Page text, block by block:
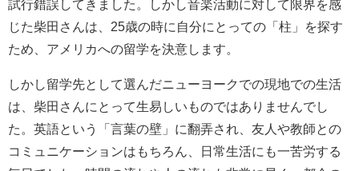
試行錯誤してきました。しかし音楽活動に対して限界を感
じた柴田さんは、25歳の時に自分にとっての「柱」を探す
ため、アメリカへの留学を決意します。
しかし留学先として選んだニューヨークでの現地での生活
は、柴田さんにとって生易しいものではありませんでし
た。英語という「言葉の壁」に翻弄され、友人や教師との
コミュニケーションはもちろん、日常生活にも一苦労する